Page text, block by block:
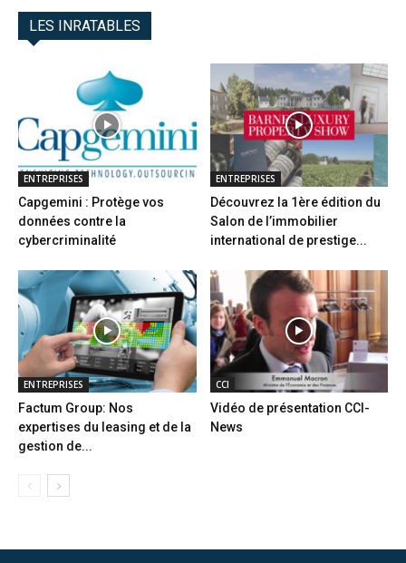
LES INRATABLES
ENTREPRISES
Capgemini : Protège vos
données contre la
cybercriminalité
ENTREPRISES
Découvrez la 1ère édition du
Salon de l’immobilier
international de prestige...
ENTREPRISES
Factum Group: Nos
expertises du leasing et de la
gestion de...
CCI
Vidéo de présentation CCI-
News